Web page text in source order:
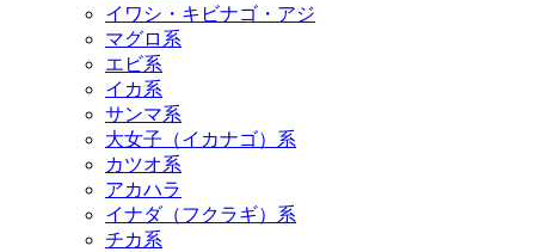
イワシ・キビナゴ・アジ
マグロ系
エビ系
イカ系
サンマ系
大女子（イカナゴ）系
カツオ系
アカハラ
イナダ（フクラギ）系
チカ系